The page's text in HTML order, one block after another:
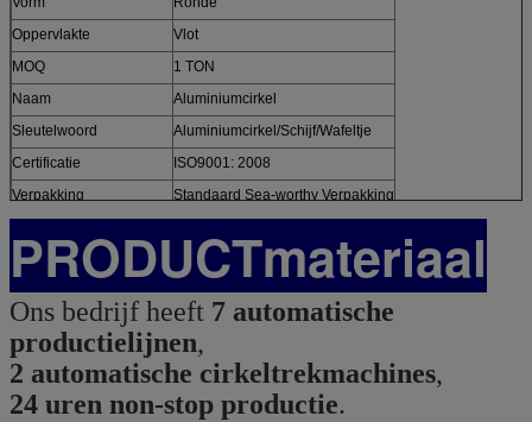
Oppervlakte
Vlot
MOQ
1 TON
Naam
Aluminiumcirkel
Sleutelwoord
Aluminiumcirkel/Schijf/Wafeltje
Certificatie
ISO9001: 2008
Verpakking
Standaard Sea-worthy Verpakking
PRODUCTmateriaal
Ons bedrijf heeft 7 automatische
productielijnen,
2 automatische cirkeltrekmachines,
24 uren non-stop productie.